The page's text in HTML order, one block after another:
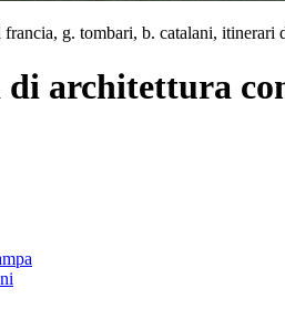
g. tombari, b. catalani, itinerari
architettura